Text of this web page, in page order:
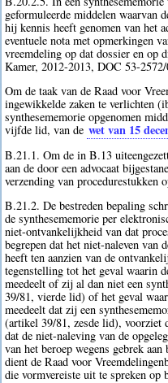
geformuleerde middelen waarvan
hij kennis heeft genomen van het
eventuele nota met opmerkingen
vreemdeling op dat dossier en op
Kamer, 2012-2013, DOC 53-
Om de taak van de Raad voor
ingewikkelde zaken te verlichten
synthesememorie opgenomen
vijfde lid, van de wet van 15
B.21.1. Om de in B.13
aan de door een advocaat
verzending van procedurestukken
B.21.2. De bestreden bepaling
de synthesememorie per
niet-ontvankelijkheid van dat
begrepen dat het niet-naleven van
heeft ten aanzien van de
tegenstelling tot het geval waarin
meedeelt of zij al dan niet een
39/81, vierde lid) of het geval
meedeelt dat zij een
(artikel 39/81, zesde lid),
dat de niet-naleving van de
van het beroep wegens gebrek
dient de Raad voor
die vormvereiste uit te spreken op